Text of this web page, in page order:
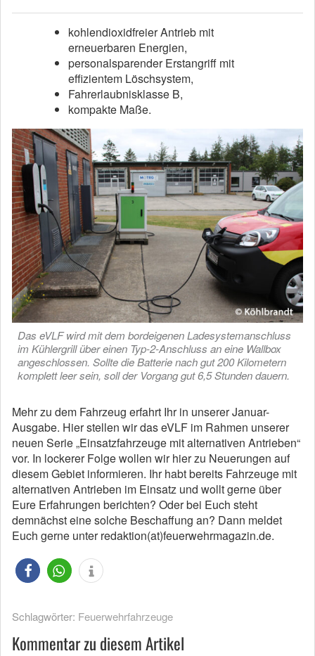
kohlendioxidfreier Antrieb mit
erneuerbaren Energien,
personalsparender Erstangriff mit
effizientem Löschsystem,
Fahrerlaubnisklasse B,
kompakte Maße.
Das eVLF wird mit dem bordeigenen Ladesystemanschluss
im Kühlergrill über einen Typ-2-Anschluss an eine Wallbox
angeschlossen. Sollte die Batterie nach gut 200 Kilometern
komplett leer sein, soll der Vorgang gut 6,5 Stunden dauern.
Mehr zu dem Fahrzeug erfahrt Ihr in unserer Januar-
Ausgabe. Hier stellen wir das eVLF im Rahmen unserer
neuen Serie „Einsatzfahrzeuge mit alternativen Antrieben“
vor. In lockerer Folge wollen wir hier zu Neuerungen auf
diesem Gebiet informieren. Ihr habt bereits Fahrzeuge mit
alternativen Antrieben im Einsatz und wollt gerne über
Eure Erfahrungen berichten? Oder bei Euch steht
demnächst eine solche Beschaffung an? Dann meldet
Euch gerne unter redaktion(at)feuerwehrmagazin.de.
Schlagwörter: Feuerwehrfahrzeuge
Kommentar zu diesem Artikel